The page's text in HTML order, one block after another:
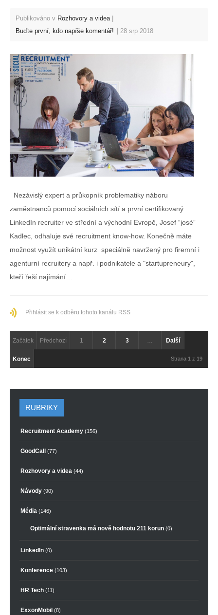
Publikováno v Rozhovory a videa
Buďte první, kdo napíše komentář!
28 srp 2018
Nezávislý expert a průkopník problematiky náboru
zaměstnanců pomocí sociálních sítí a první certifikovaný
LinkedIn recruiter ve střední a východní Evropě, Josef “josé”
Kadlec, odhaluje své recruitment know-how. Konečně máte
možnost využít unikátní kurz speciálně navržený pro firemní i
agenturní recruitery a např. i podnikatele a "startupreneury",
kteří řeší najímání…
Přihlásit se k odběru tohoto kanálu RSS
Začátek Předchozí 1 2 3 Další
Konec Strana 1 z 19
RUBRIKY
Recruitment Academy (156)
GoodCall (77)
Rozhovory a videa (44)
Návody (90)
Média (146)
Optimální stravenka má nově hodnotu 211 korun (0)
LinkedIn (0)
Konference (103)
HR Tech (11)
ExxonMobil (8)